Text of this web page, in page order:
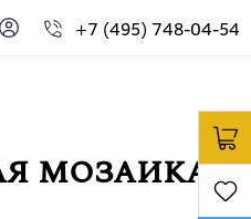
+7 (495) 748-04-54
мозаика